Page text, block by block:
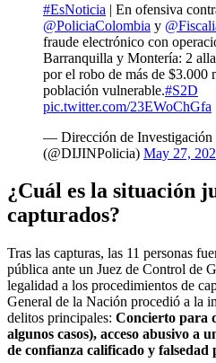
#EsNoticia | En ofensiva
@PoliciaColombia y
fraude electrónico con
Barranquilla y Montería: 2
por el robo de más de $3.000
población vulnerable.#S2D
pic.twitter.com/23EWoChGfa
— Dirección de
(@DIJINPolicia) May 27,
¿Cuál es la situación
capturados?
Tras las capturas, las 11 personas
pública ante un Juez de Control de
legalidad a los procedimientos de
General de la Nación procedió a la
delitos principales: Concierto para
algunos casos), acceso abusivo a
de confianza calificado y falsedad